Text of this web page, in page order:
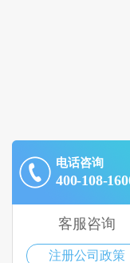
电话咨询
400-108-
客服咨询
注册公司政策